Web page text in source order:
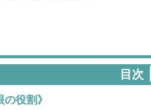
目次
の役割》